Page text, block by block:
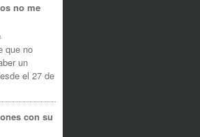
no me
que no
un
el 27 de
con su